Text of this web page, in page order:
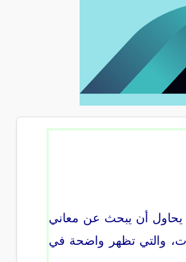
يحاول أن يبحث عن معاني
والتي تظهر واضحة في